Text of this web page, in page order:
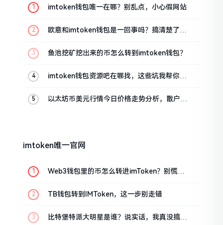
imtoken钱包唯一在哪？别乱点，小心假网站
欧意和imtoken钱包是一回事吗？搞清楚了再
鱼池挖矿挖出来的币怎么转到imtoken钱包？
imtoken钱包资源吧在哪找，这些坑我帮你趟
以太坊币美元行情今日价格走势分析，散户如
imtoken唯一官网
Web3钱包里的币怎么转进imToken？别慌，
TB钱包转到IMToken，这一步别走错
比特堡特派大明星是谁？说实话，我真没搞明